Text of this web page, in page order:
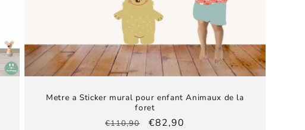
Metre a Sticker mural pour enfant Animaux de la
foret
Prix
€110,90
Prix
€82,90